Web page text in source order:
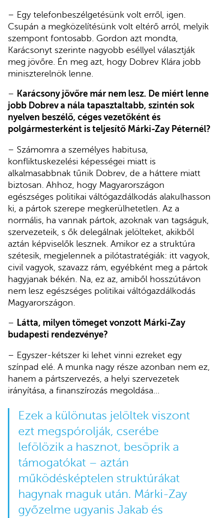
– Egy telefonbeszélgetésünk volt erről, igen.
Csupán a megközelítésünk volt eltérő arról, melyik
szempont fontosabb. Gordon azt mondta,
Karácsonyt szerinte nagyobb eséllyel választják
meg jövőre. Én meg azt, hogy Dobrev Klára jobb
miniszterelnök lenne.
– Karácsony jövőre már nem lesz. De miért lenne
jobb Dobrev a nála tapasztaltabb, szintén sok
nyelven beszélő, céges vezetőként és
polgármesterként is teljesítő Márki-Zay Péternél?
– Számomra a személyes habitusa,
konfliktuskezelési képességei miatt is
alkalmasabbnak tűnik Dobrev, de a háttere miatt
biztosan. Ahhoz, hogy Magyarországon
egészséges politikai váltógazdálkodás alakulhasson
ki, a pártok szerepe megkerülhetetlen. Az a
normális, ha vannak pártok, azoknak van tagságuk,
szervezeteik, s ők delegálnak jelölteket, akikből
aztán képviselők lesznek. Amikor ez a struktúra
szétesik, megjelennek a pilótastratégiák: itt vagyok,
civil vagyok, szavazz rám, egyébként meg a pártok
hagyjanak békén. Na, ez az, amiből hosszútávon
nem lesz egészséges politikai váltógazdálkodás
Magyarországon.
– Látta, milyen tömeget vonzott Márki-Zay
budapesti rendezvénye?
– Egyszer-kétszer ki lehet vinni ezreket egy
színpad elé. A munka nagy része azonban nem ez,
hanem a pártszervezés, a helyi szervezetek
irányítása, a finanszírozás megoldása…
Ezek a különutas jelöltek viszont
ezt megspórolják, cserébe
lefölözik a hasznot, besöprik a
támogatókat – aztán
működésképtelen struktúrákat
hagynak maguk után. Márki-Zay
győzelme ugyanis Jakab és